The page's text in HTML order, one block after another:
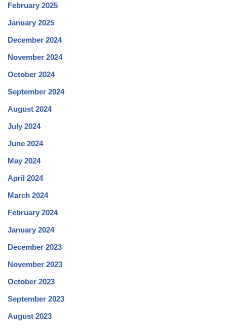
February 2025
January 2025
December 2024
November 2024
October 2024
September 2024
August 2024
July 2024
June 2024
May 2024
April 2024
March 2024
February 2024
January 2024
December 2023
November 2023
October 2023
September 2023
August 2023